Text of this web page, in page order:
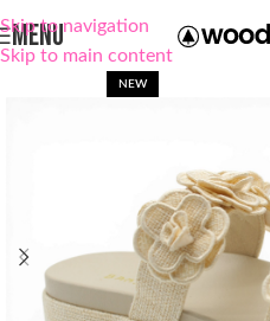
Skip to navigation
Skip to main content
MENU
NEW